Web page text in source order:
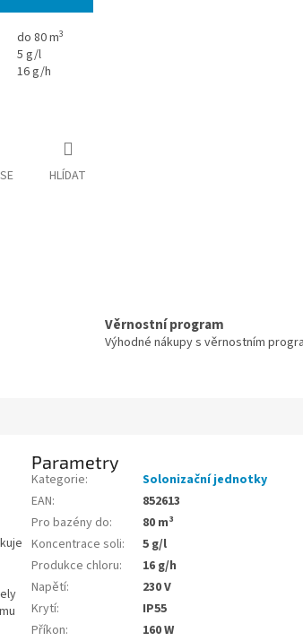
do 80 m3
5 g/l
16 g/h
HLÍDAT
Věrnostní program
Výhodné nákupy s věrnostním
Parametry
Kategorie:
Solonizační jednotky
EAN:
852613
Pro bazény do:
80 m³
Koncentrace soli:
5 g/l
Produkce chloru:
16 g/h
Napětí:
230 V
Krytí:
IP55
Příkon: 160 W